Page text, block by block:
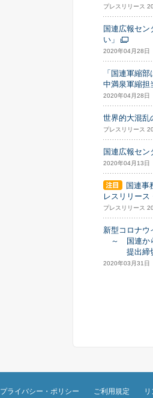
プレスリリース
国連広報セ
い」
2020年04月28日
「国連軍縮
中満泉軍縮担
2020年04月28日
世界的大混乱
プレスリリース
国連広報セン
2020年04月13日
国連事
レスリリース
プレスリリース
新型コロナ
～ 国連か
提出締切日
2020年03月31日
プライバシー・ポリシー ご利用規定